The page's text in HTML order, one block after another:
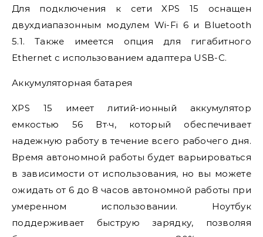
Для подключения к сети XPS 15 оснащен
двухдиапазонным модулем Wi-Fi 6 и Bluetooth
5.1. Также имеется опция для гигабитного
Ethernet с использованием адаптера USB-C.
Аккумуляторная батарея
XPS 15 имеет литий-ионный аккумулятор
емкостью 56 Вт·ч, который обеспечивает
надежную работу в течение всего рабочего дня.
Время автономной работы будет варьироваться
в зависимости от использования, но вы можете
ожидать от 6 до 8 часов автономной работы при
умеренном использовании. Ноутбук
поддерживает быструю зарядку, позволяя